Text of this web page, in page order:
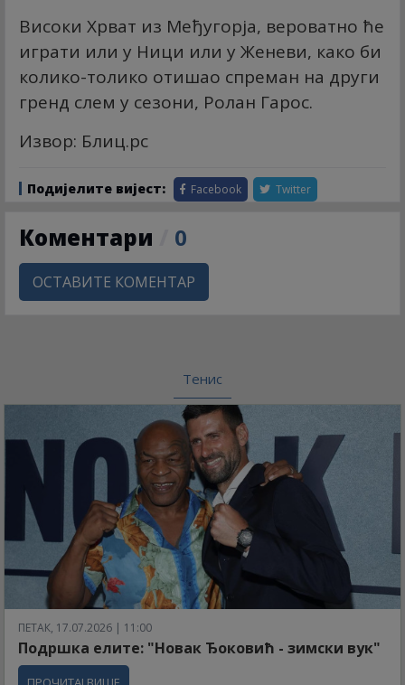
Високи Хрват из Међугорја, вероватно ће
играти или у Ници или у Женеви, како би
колико-толико отишао спреман на други
гренд слем у сезони, Ролан Гарос.
Извор: Блиц.рс
Подијелите вијест: Facebook Twitter
Коментари 0
ОСТАВИТЕ КОМЕНТАР
Тенис
ПЕТАК, 17.07.2026 | 11:00
Подршка елите: "Новак Ђоковић - зимски вук"